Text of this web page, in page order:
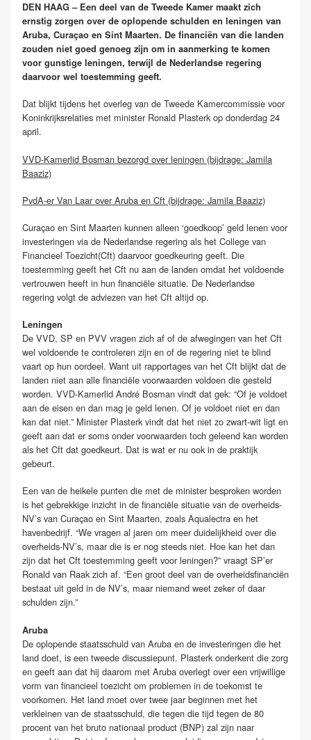
DEN HAAG – Een deel van de Tweede Kamer maakt zich
ernstig zorgen over de oplopende schulden en leningen van
Aruba, Curaçao en Sint Maarten. De financiën van die landen
zouden niet goed genoeg zijn om in aanmerking te komen
voor gunstige leningen, terwijl de Nederlandse regering
daarvoor wel toestemming geeft.
Dat blijkt tijdens het overleg van de Tweede Kamercommissie voor
Koninkrijksrelaties met minister Ronald Plasterk op donderdag 24
april.
VVD-Kamerlid Bosman bezorgd over leningen (bijdrage: Jamila
Baaziz)
PvdA-er Van Laar over Aruba en Cft (bijdrage: Jamila Baaziz)
Curaçao en Sint Maarten kunnen alleen ‘goedkoop’ geld lenen voor
investeringen via de Nederlandse regering als het College van
Financieel Toezicht(Cft) daarvoor goedkeuring geeft. Die
toestemming geeft het Cft nu aan de landen omdat het voldoende
vertrouwen heeft in hun financiële situatie. De Nederlandse
regering volgt de adviezen van het Cft altijd op.
Leningen
De VVD, SP en PVV vragen zich af of de afwegingen van het Cft
wel voldoende te controleren zijn en of de regering niet te blind
vaart op hun oordeel. Want uit rapportages van het Cft blijkt dat de
landen niet aan alle financiële voorwaarden voldoen die gesteld
worden. VVD-Kamerlid André Bosman vindt dat gek: “Of je voldoet
aan de eisen en dan mag je geld lenen. Of je voldoet niet en dan
kan dat niet.” Minister Plasterk vindt dat het niet zo zwart-wit ligt en
geeft aan dat er soms onder voorwaarden toch geleend kan worden
als het Cft dat goedkeurt. Dat is wat er nu ook in de praktijk
gebeurt.
Een van de heikele punten die met de minister besproken worden
is het gebrekkige inzicht in de financiële situatie van de overheids-
NV’s van Curaçao en Sint Maarten, zoals Aqualectra en het
havenbedrijf. “We vragen al jaren om meer duidelijkheid over die
overheids-NV’s, maar die is er nog steeds niet. Hoe kan het dan
zijn dat het Cft toestemming geeft voor leningen?” vraagt SP’er
Ronald van Raak zich af. “Een groot deel van de overheidsfinanciën
bestaat uit geld in de NV’s, maar niemand weet zeker of daar
schulden zijn.”
Aruba
De oplopende staatsschuld van Aruba en de investeringen die het
land doet, is een tweede discussiepunt. Plasterk onderkent die zorg
en geeft aan dat hij daarom met Aruba overlegt over een vrijwillige
vorm van financieel toezicht om problemen in de toekomst te
voorkomen. Het land moet over twee jaar beginnen met het
verkleinen van de staatsschuld, die tegen die tijd tegen de 80
procent van het bruto nationaal product (BNP) zal zijn naar